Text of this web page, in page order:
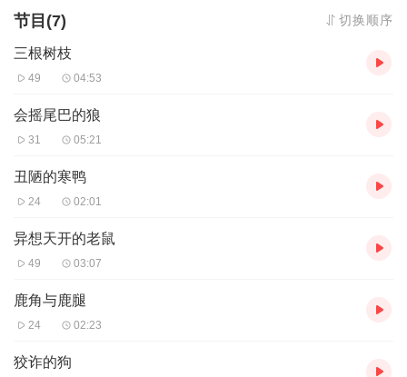
节目(7) 切换顺序
三根树枝
49 04:53
会摇尾巴的狼
31 05:21
丑陋的寒鸭
24 02:01
异想天开的老鼠
49 03:07
鹿角与鹿腿
24 02:23
狡诈的狗